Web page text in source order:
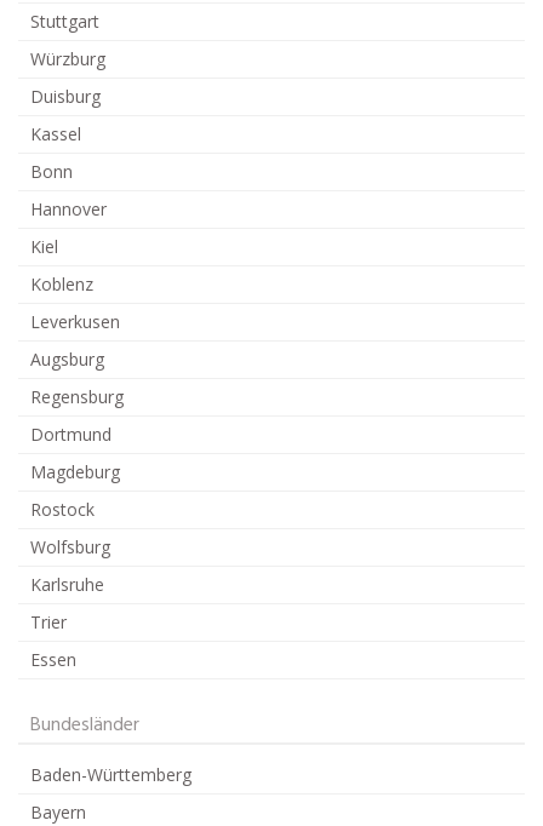
Stuttgart
Würzburg
Duisburg
Kassel
Bonn
Hannover
Kiel
Koblenz
Leverkusen
Augsburg
Regensburg
Dortmund
Magdeburg
Rostock
Wolfsburg
Karlsruhe
Trier
Essen
Bundesländer
Baden-Württemberg
Bayern